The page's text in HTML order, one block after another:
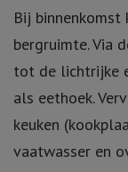
Bij
bergruimte. Via
tot de lichtrijke
als eethoek.
keuken
vaatwasser en